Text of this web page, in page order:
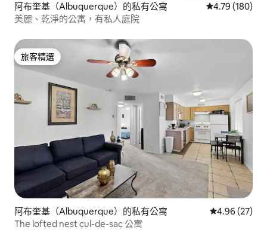
阿布奎基（Albuquerque）的私有公寓 從 180 則評價
4.79 (180)
美麗、乾淨的公寓，有私人庭院
旅客精選
旅客精選
阿布奎基（Albuquerque）的私有公寓 從 27 則評價
4.96 (27)
The lofted nest cul-de-sac 公寓